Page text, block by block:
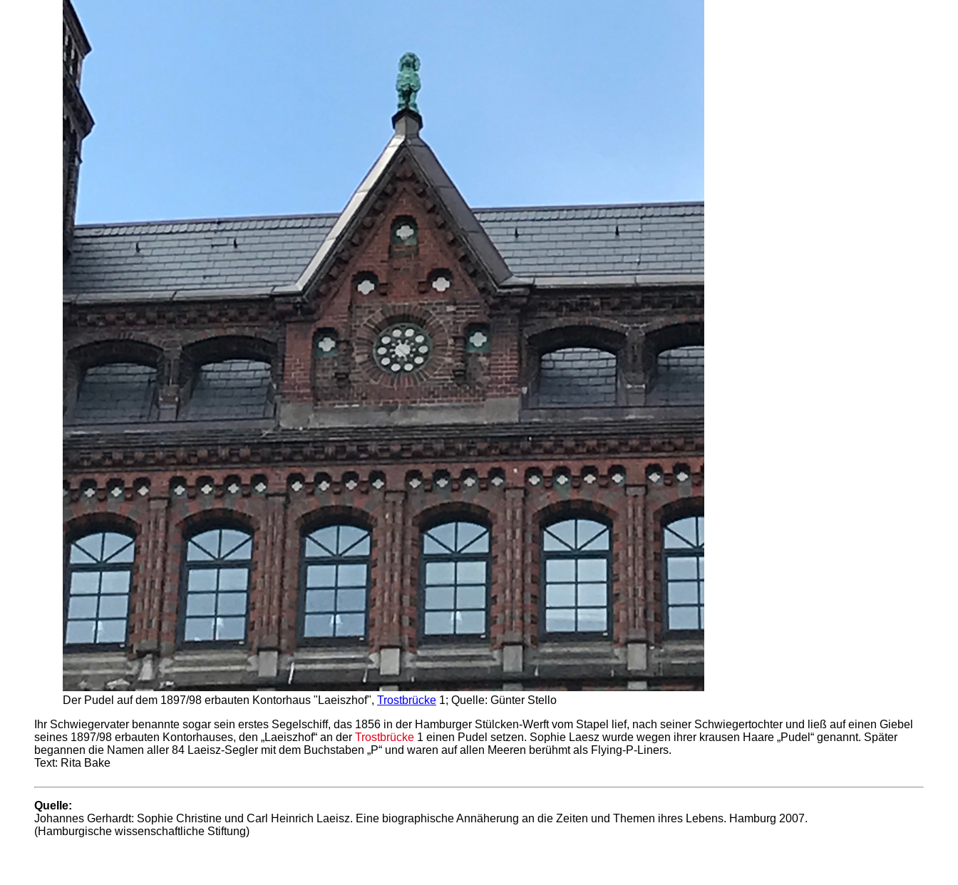
Der Pudel auf dem 1897/98 erbauten Kontorhaus "Laeiszhof", Trostbrücke 1; Quelle: Günter Stello
Ihr Schwiegervater benannte sogar sein erstes Segelschiff, das 1856 in der Hamburger Stülcken-Werft vom Stapel lief, nach seiner Schwiegertochter und ließ auf einen Giebel
seines 1897/98 erbauten Kontorhauses, den „Laeiszhof“ an der Trostbrücke 1 einen Pudel setzen. Sophie Laesz wurde wegen ihrer krausen Haare „Pudel“ genannt. Später
begannen die Namen aller 84 Laeisz-Segler mit dem Buchstaben „P“ und waren auf allen Meeren berühmt als Flying-P-Liners.
Text: Rita Bake
Quelle:
Johannes Gerhardt: Sophie Christine und Carl Heinrich Laeisz. Eine biographische Annäherung an die Zeiten und Themen ihres Lebens. Hamburg 2007.
(Hamburgische wissenschaftliche Stiftung)